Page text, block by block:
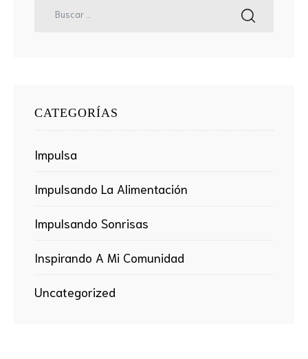
CATEGORÍAS
Impulsa
Impulsando La Alimentación
Impulsando Sonrisas
Inspirando A Mi Comunidad
Uncategorized